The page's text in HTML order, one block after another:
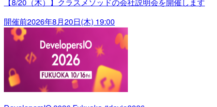
開催前2026年8月20日(木) 19:00